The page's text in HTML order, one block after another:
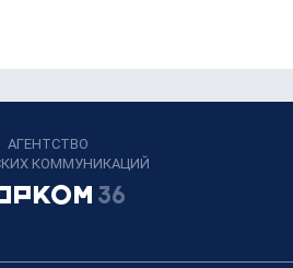
АГЕНТСТВО
КОММУНИКАЦИЙ